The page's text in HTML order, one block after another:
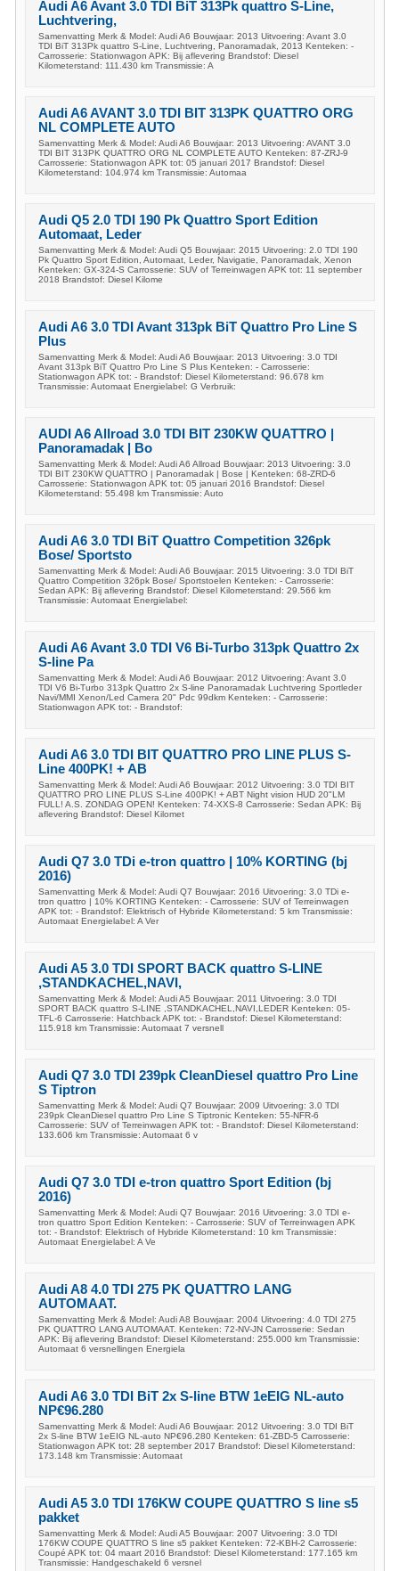
Audi A6 Avant 3.0 TDI BiT 313Pk quattro S-Line,
Luchtvering,
Samenvatting Merk & Model: Audi A6 Bouwjaar: 2013 Uitvoering: Avant 3.0
TDI BiT 313Pk quattro S-Line, Luchtvering, Panoramadak, 2013 Kenteken: -
Carrosserie: Stationwagon APK: Bij aflevering Brandstof: Diesel
Kilometerstand: 111.430 km Transmissie: A
Audi A6 AVANT 3.0 TDI BIT 313PK QUATTRO ORG
NL COMPLETE AUTO
Samenvatting Merk & Model: Audi A6 Bouwjaar: 2013 Uitvoering: AVANT 3.0
TDI BIT 313PK QUATTRO ORG NL COMPLETE AUTO Kenteken: 87-ZRJ-9
Carrosserie: Stationwagon APK tot: 05 januari 2017 Brandstof: Diesel
Kilometerstand: 104.974 km Transmissie: Automaa
Audi Q5 2.0 TDI 190 Pk Quattro Sport Edition
Automaat, Leder
Samenvatting Merk & Model: Audi Q5 Bouwjaar: 2015 Uitvoering: 2.0 TDI 190
Pk Quattro Sport Edition, Automaat, Leder, Navigatie, Panoramadak, Xenon
Kenteken: GX-324-S Carrosserie: SUV of Terreinwagen APK tot: 11 september
2018 Brandstof: Diesel Kilome
Audi A6 3.0 TDI Avant 313pk BiT Quattro Pro Line S
Plus
Samenvatting Merk & Model: Audi A6 Bouwjaar: 2013 Uitvoering: 3.0 TDI
Avant 313pk BiT Quattro Pro Line S Plus Kenteken: - Carrosserie:
Stationwagon APK tot: - Brandstof: Diesel Kilometerstand: 96.678 km
Transmissie: Automaat Energielabel: G Verbruik:
AUDI A6 Allroad 3.0 TDI BIT 230KW QUATTRO |
Panoramadak | Bo
Samenvatting Merk & Model: Audi A6 Allroad Bouwjaar: 2013 Uitvoering: 3.0
TDI BIT 230KW QUATTRO | Panoramadak | Bose | Kenteken: 68-ZRD-6
Carrosserie: Stationwagon APK tot: 05 januari 2016 Brandstof: Diesel
Kilometerstand: 55.498 km Transmissie: Auto
Audi A6 3.0 TDI BiT Quattro Competition 326pk
Bose/ Sportsto
Samenvatting Merk & Model: Audi A6 Bouwjaar: 2015 Uitvoering: 3.0 TDI BiT
Quattro Competition 326pk Bose/ Sportstoelen Kenteken: - Carrosserie:
Sedan APK: Bij aflevering Brandstof: Diesel Kilometerstand: 29.566 km
Transmissie: Automaat Energielabel:
Audi A6 Avant 3.0 TDI V6 Bi-Turbo 313pk Quattro 2x
S-line Pa
Samenvatting Merk & Model: Audi A6 Bouwjaar: 2012 Uitvoering: Avant 3.0
TDI V6 Bi-Turbo 313pk Quattro 2x S-line Panoramadak Luchtvering Sportleder
Navi/MMI Xenon/Led Camera 20" Pdc 99dkm Kenteken: - Carrosserie:
Stationwagon APK tot: - Brandstof:
Audi A6 3.0 TDI BIT QUATTRO PRO LINE PLUS S-
Line 400PK! + AB
Samenvatting Merk & Model: Audi A6 Bouwjaar: 2012 Uitvoering: 3.0 TDI BIT
QUATTRO PRO LINE PLUS S-Line 400PK! + ABT Night vision HUD 20"LM
FULL! A.S. ZONDAG OPEN! Kenteken: 74-XXS-8 Carrosserie: Sedan APK: Bij
aflevering Brandstof: Diesel Kilomet
Audi Q7 3.0 TDi e-tron quattro | 10% KORTING (bj
2016)
Samenvatting Merk & Model: Audi Q7 Bouwjaar: 2016 Uitvoering: 3.0 TDi e-
tron quattro | 10% KORTING Kenteken: - Carrosserie: SUV of Terreinwagen
APK tot: - Brandstof: Elektrisch of Hybride Kilometerstand: 5 km Transmissie:
Automaat Energielabel: A Ver
Audi A5 3.0 TDI SPORT BACK quattro S-LINE
,STANDKACHEL,NAVI,
Samenvatting Merk & Model: Audi A5 Bouwjaar: 2011 Uitvoering: 3.0 TDI
SPORT BACK quattro S-LINE ,STANDKACHEL,NAVI,LEDER Kenteken: 05-
TFL-6 Carrosserie: Hatchback APK tot: - Brandstof: Diesel Kilometerstand:
115.918 km Transmissie: Automaat 7 versnell
Audi Q7 3.0 TDI 239pk CleanDiesel quattro Pro Line
S Tiptron
Samenvatting Merk & Model: Audi Q7 Bouwjaar: 2009 Uitvoering: 3.0 TDI
239pk CleanDiesel quattro Pro Line S Tiptronic Kenteken: 55-NFR-6
Carrosserie: SUV of Terreinwagen APK tot: - Brandstof: Diesel Kilometerstand:
133.606 km Transmissie: Automaat 6 v
Audi Q7 3.0 TDI e-tron quattro Sport Edition (bj
2016)
Samenvatting Merk & Model: Audi Q7 Bouwjaar: 2016 Uitvoering: 3.0 TDI e-
tron quattro Sport Edition Kenteken: - Carrosserie: SUV of Terreinwagen APK
tot: - Brandstof: Elektrisch of Hybride Kilometerstand: 10 km Transmissie:
Automaat Energielabel: A Ve
Audi A8 4.0 TDI 275 PK QUATTRO LANG
AUTOMAAT.
Samenvatting Merk & Model: Audi A8 Bouwjaar: 2004 Uitvoering: 4.0 TDI 275
PK QUATTRO LANG AUTOMAAT. Kenteken: 72-NV-JN Carrosserie: Sedan
APK: Bij aflevering Brandstof: Diesel Kilometerstand: 255.000 km Transmissie:
Automaat 6 versnellingen Energiela
Audi A6 3.0 TDI BiT 2x S-line BTW 1eEIG NL-auto
NP€96.280
Samenvatting Merk & Model: Audi A6 Bouwjaar: 2012 Uitvoering: 3.0 TDI BiT
2x S-line BTW 1eEIG NL-auto NP€96.280 Kenteken: 61-ZBD-5 Carrosserie:
Stationwagon APK tot: 28 september 2017 Brandstof: Diesel Kilometerstand:
173.148 km Transmissie: Automaat
Audi A5 3.0 TDI 176KW COUPE QUATTRO S line s5
pakket
Samenvatting Merk & Model: Audi A5 Bouwjaar: 2007 Uitvoering: 3.0 TDI
176KW COUPE QUATTRO S line s5 pakket Kenteken: 72-KBH-2 Carrosserie:
Coupé APK tot: 04 maart 2016 Brandstof: Diesel Kilometerstand: 177.165 km
Transmissie: Handgeschakeld 6 versnel